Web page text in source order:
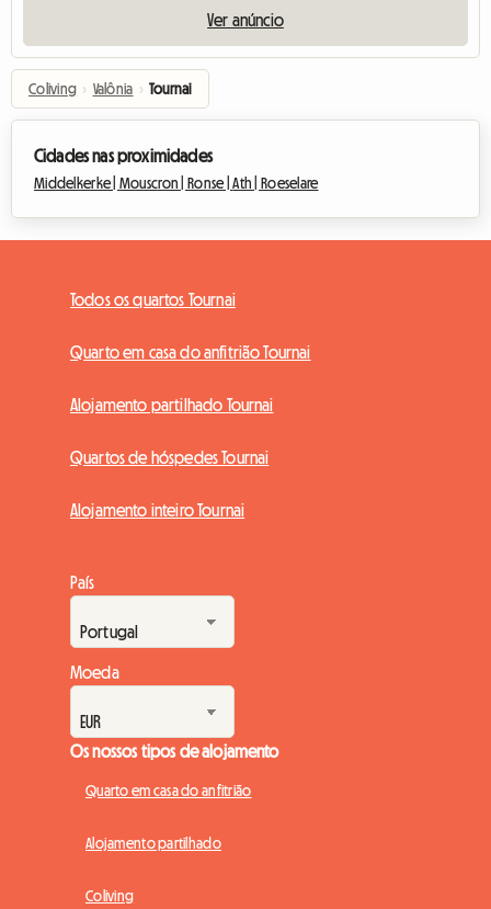
Ver anúncio
Coliving › Valônia › Tournai
Cidades nas proximidades
Middelkerke | Mouscron | Ronse |Ath | Roeselare
Todos os quartos Tournai
Quarto em casa do anfitrião Tournai
Alojamento partilhado Tournai
Quartos de hóspedes Tournai
Alojamento inteiro Tournai
País
Moeda
Os nossos tipos de alojamento
Quarto em casa do anfitrião
Alojamento partilhado
Coliving